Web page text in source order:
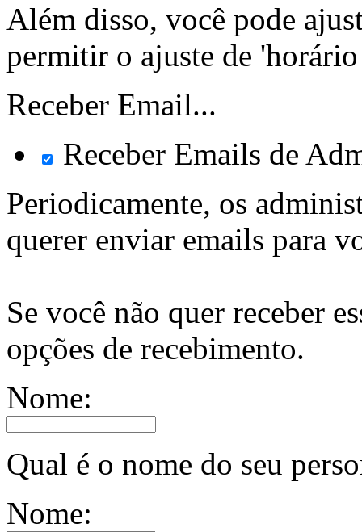
Além disso, você pode
permitir o ajuste de
Receber Email...
Receber Emails de
Periodicamente, os
querer enviar emails para
Se você não quer receber
opções de recebimento.
Nome:
Qual é o nome do seu
Nome: